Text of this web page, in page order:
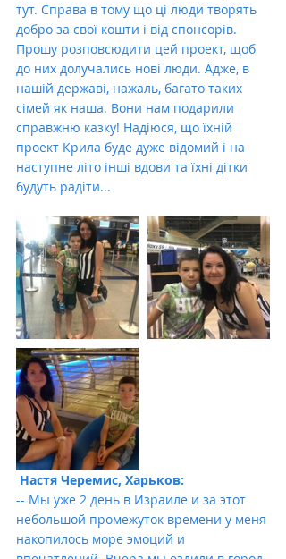
тут. Справа в тому що ці люди творять
добро за свої кошти і від спонсорів.
Прошу розповсюдити цей проект, щоб
до них долучались нові люди. Адже, в
нашій державі, нажаль, багато таких
сімей як наша. Вони нам подарили
справжню казку! Надіюся, що їхній
проект Крила буде дуже відомий і на
наступне літо інші вдови та їхні дітки
будуть радіти...
Настя Черемис, Харьков:
-- Мы уже 2 день в Израиле и за этот
небольшой промежуток времени у меня
накопилось море эмоций и